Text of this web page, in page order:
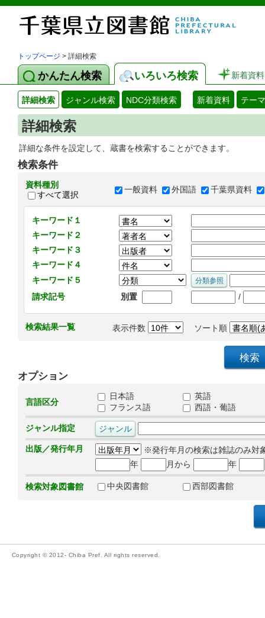
トップページ > 詳細検索
かんたん検索 いろいろ検索 新着資料
詳細検索 ジャンル検索 NDC分類検索 新着資料 テー
詳細検索
詳細な条件を設定して、蔵書を検索することができます。
検索条件
資料種別
すべて選択
一般資料 外国語 千葉県資料
キーワード１
キーワード２
キーワード３
キーワード４
キーワード５
請求記号
別置 /
検索結果一覧 表示件数 ソート順
オプション
言語区分
日本語
英語
フランス語
西語・葡語
ジャンル指定
出版／発行年月
※発行年月の検索は雑誌のみ対
年
月から 年
検索対象図書館 中央図書館 西部図書館
Copyright © 2012- Chiba Pref. All rights reserved.